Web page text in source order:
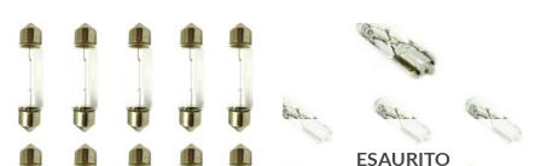
ESAURITO